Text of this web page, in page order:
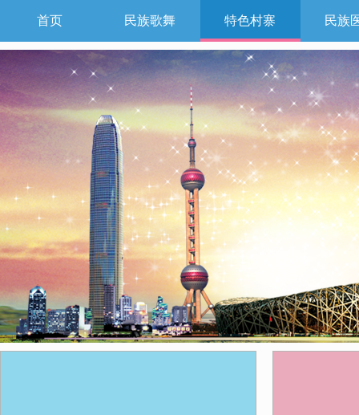
首页 民族歌舞 特色村寨 民族